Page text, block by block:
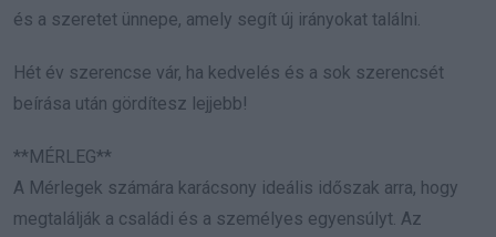
és a szeretet ünnepe, amely segít új irányokat találni.
Hét év szerencse vár, ha kedvelés és a sok szerencsét
beírása után gördítesz lejjebb!
**MÉRLEG**
A Mérlegek számára karácsony ideális időszak arra, hogy
megtalálják a családi és a személyes egyensúlyt. Az